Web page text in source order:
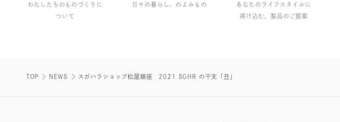
わたしたちのものづくりに
ついて
日々の暮らし。のよみもの
あなたのライフスタイルに
溶け込む、製品のご提案
TOP NEWS スガハラショップ松屋銀座 2021 SGHR の干支「丑」